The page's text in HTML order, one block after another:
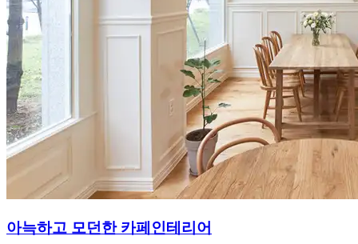
아늑하고 모던한 카페인테리어